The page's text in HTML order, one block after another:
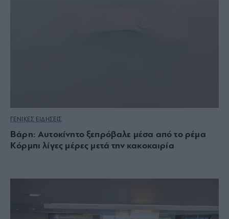
ΓΕΝΙΚΕΣ ΕΙΔΗΣΕΙΣ
Βάρη: Αυτοκίνητο ξεπρόβαλε μέσα από το ρέμα
Κόρμπι λίγες μέρες μετά την κακοκαιρία